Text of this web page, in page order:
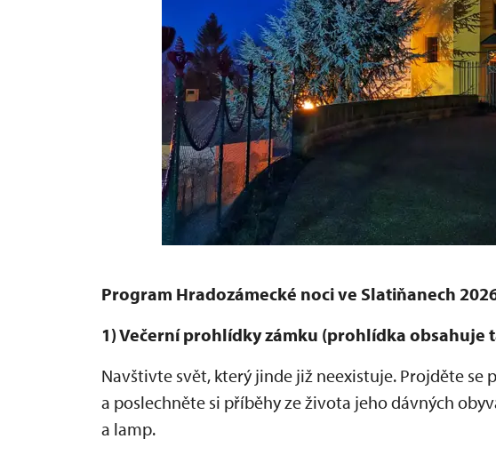
Program Hradozámecké noci ve Slatiňanech
1) Večerní prohlídky zámku (prohlídka obsahuje
Navštivte svět, který jinde již neexistuje. Projděte se
a poslechněte si příběhy ze života jeho dávných
a lamp.